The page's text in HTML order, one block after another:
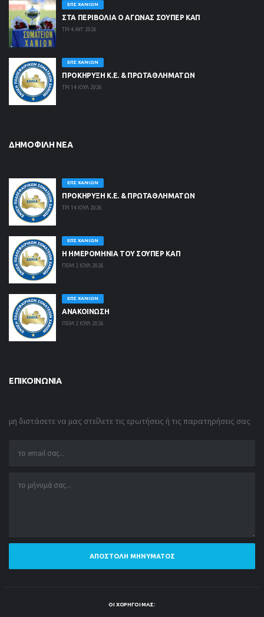
ΕΠΣ ΧΑΝΊΩΝ
ΣΤΑ ΠΕΡΙΒΟΛΙΑ Ο ΑΓΩΝΑΣ ΣΟΥΠΕΡ ΚΑΠ
ΤΡΙ 4 ΑΥΓ 2026
ΕΠΣ ΧΑΝΊΩΝ
ΠΡΟΚΗΡΥΞΗ Κ.Ε. & ΠΡΩΤΑΘΛΗΜΑΤΩΝ
ΤΡΙ 14 ΙΟΥΛ 2026
ΔΗΜΟΦΙΛΉ ΝΈΑ
ΕΠΣ ΧΑΝΊΩΝ
ΠΡΟΚΗΡΥΞΗ Κ.Ε. & ΠΡΩΤΑΘΛΗΜΑΤΩΝ
ΤΡΙ 14 ΙΟΥΛ 2026
ΕΠΣ ΧΑΝΊΩΝ
Η ΗΜΕΡΟΜΗΝΙΑ ΤΟΥ ΣΟΥΠΕΡ ΚΑΠ
ΠΕΜ 2 ΙΟΥΛ 2026
ΕΠΣ ΧΑΝΊΩΝ
ΑΝΑΚΟΙΝΩΣΗ
ΠΕΜ 2 ΙΟΥΛ 2026
ΕΠΙΚΟΙΝΩΝΊΑ
μη διστάσετε να μας στείλετε τις ερωτήσεις ή τις παρατηρήσεις σας
ΑΠΟΣΤΟΛΉ ΜΗΝΎΜΑΤΟΣ
ΟΙ ΧΟΡΗΓΟΊ ΜΑΣ: